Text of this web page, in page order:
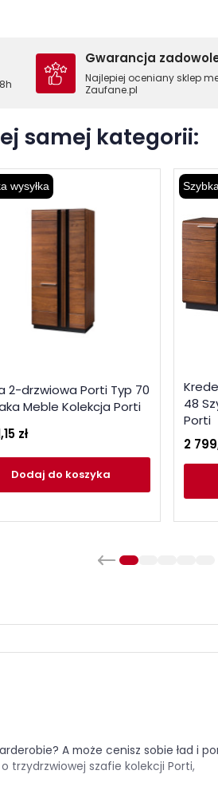
Gwarancja
Najlepiej oceniany sklep
Zaufane.pl
samej kategorii:
wysyłka
2-drzwiowa Porti Typ 70
Meble Kolekcja Porti
zł
Dodaj do koszyka
48
Porti
2
A może cenisz sobie ład i
trzydrzwiowej szafie kolekcji Porti,